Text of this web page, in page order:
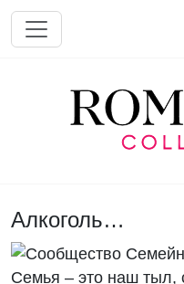
Перейти к основному
Алкоголь…
Семья – это наш тыл,